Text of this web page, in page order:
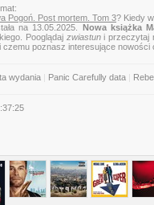
Pogoń. Post mortem. Tom 3? Kiedy
na 13.05.2025. Nowa książka
Pooglądaj zwiastuni przeczytaj
poznasz interesujące
wydania Panic Carefully data